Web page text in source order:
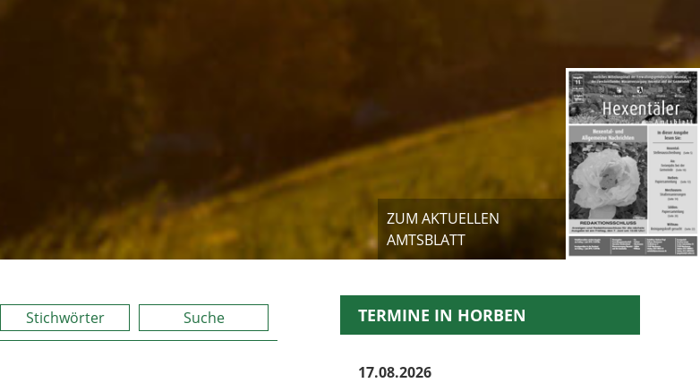
ZUM AKTUELLEN
AMTSBLATT
Stichwörter Suche TERMINE IN HORBEN
17.08.2026